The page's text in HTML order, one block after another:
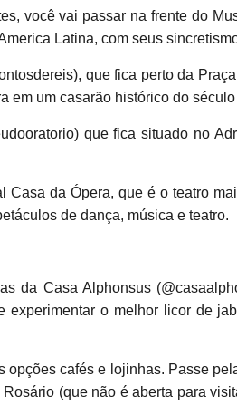
você vai passar na frente do
Latina, com seus
que fica perto da
em um casarão histórico do século
que fica situado no
Casa da Ópera, que é o teatro
de dança, música e teatro.
da Casa Alphonsus
experimentar o melhor licor de
cafés e lojinhas. Passe
(que não é aberta para